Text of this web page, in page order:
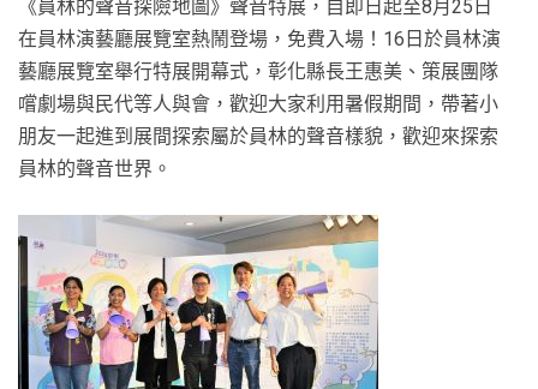
《員林的聲音探險地圖》聲音特展，自即日起至8月25日
在員林演藝廳展覽室熱鬧登場，免費入場！16日於員林演
藝廳展覽室舉行特展開幕式，彰化縣長王惠美、策展團隊
嚐劇場與民代等人與會，歡迎大家利用暑假期間，帶著小
朋友一起進到展間探索屬於員林的聲音樣貌，歡迎來探索
員林的聲音世界。